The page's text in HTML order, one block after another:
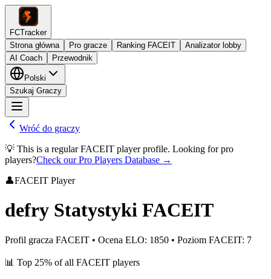
FCTracker
Strona główna
Pro gracze Ranking FACEIT
Analizator lobby
AI Coach
Przewodnik
Polski
Szukaj Graczy
Wróć do graczy
💡 This is a regular FACEIT player profile. Looking for pro
players?Check our Pro Players Database →
👤FACEIT Player
defry Statystyki FACEIT
Profil gracza FACEIT • Ocena ELO: 1850 • Poziom FACEIT: 7
📊 Top 25% of all FACEIT players